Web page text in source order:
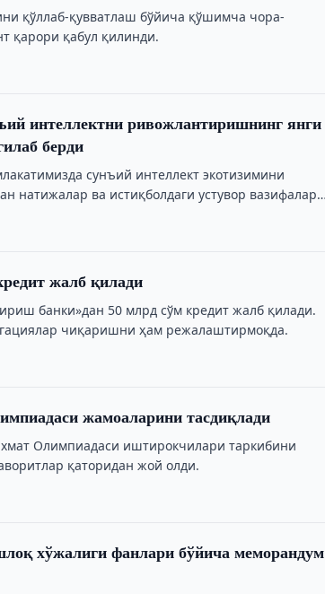
қўллаб-қувватлаш бўйича қўшимча чора-
қарори қабул қилинди.
интеллектни ривожлантиришнинг янги
берди
сунъий интеллект экотизимини
натижалар ва истиқболдаги устувор вазифалар
жалб қилади
банки»дан 50 млрд сўм кредит жалб қилади.
чиқаришни ҳам режалаштирмоқда.
жамоаларини тасдиқлади
Олимпиадаси иштирокчилари таркибини
қаторидан жой олди.
хўжалиги фанлари бўйича меморандум